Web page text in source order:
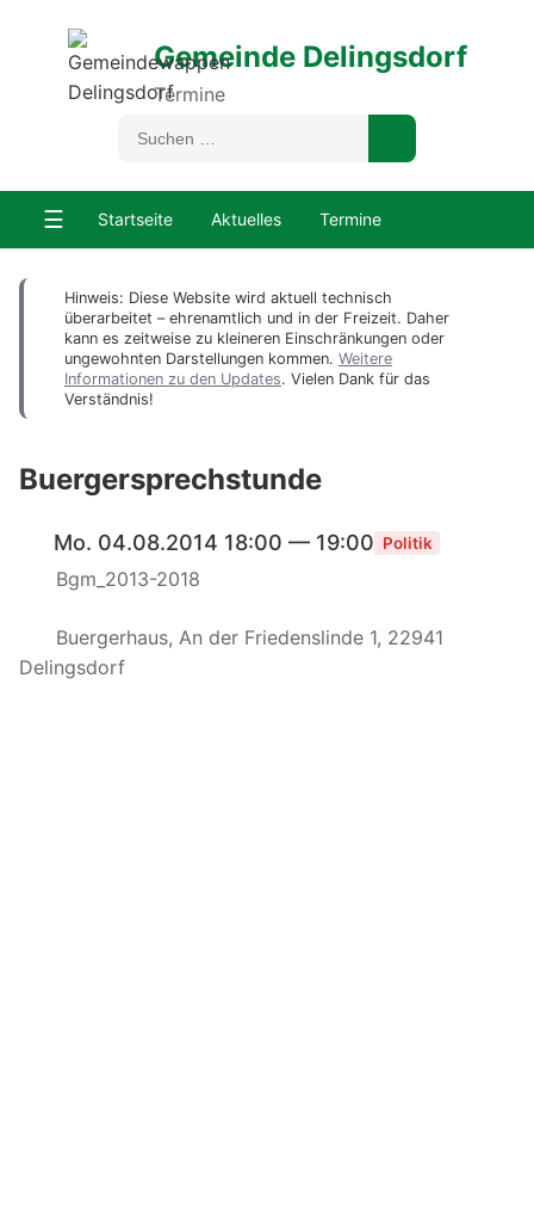
Gemeinde Delingsdorf
Termine
☰ Startseite Aktuelles Termine
Hinweis: Diese Website wird aktuell technisch
überarbeitet – ehrenamtlich und in der Freizeit. Daher
kann es zeitweise zu kleineren Einschränkungen oder
ungewohnten Darstellungen kommen. Weitere
Informationen zu den Updates. Vielen Dank für das
Verständnis!
Buergersprechstunde
Mo. 04.08.2014 18:00 — 19:00 Politik
Bgm_2013-2018
Buergerhaus, An der Friedenslinde 1, 22941
Delingsdorf